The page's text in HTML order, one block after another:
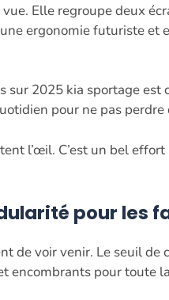
Elle regroupe deux
ergonomie futuriste et
sur 2025 kia sportage est
pour ne pas perdre
l’œil. C’est un bel
pour les
de voir venir. Le seuil de
encombrants pour toute